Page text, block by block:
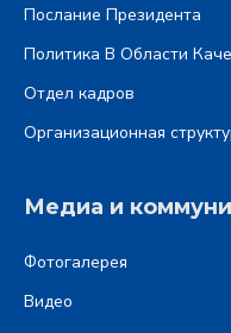
Послание Президента
Политика В Области
Отдел кадров
Oрганизационная
Медиа и
Фотогалерея
Видео